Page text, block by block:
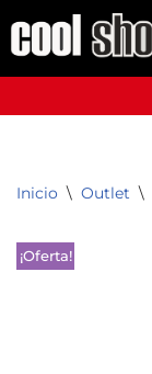
Saltar
contenido
Inicio \ Outlet \
¡Oferta!